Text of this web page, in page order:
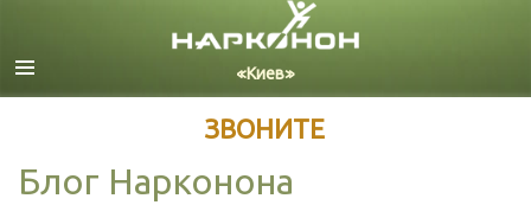
Русский
ЗВОНИТЕ
Блог Нарконона